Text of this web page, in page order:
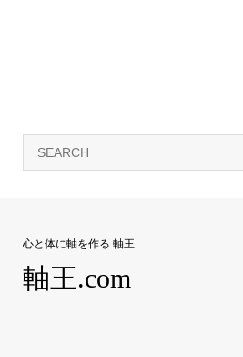
心と体に軸を作る 軸王
軸王.com